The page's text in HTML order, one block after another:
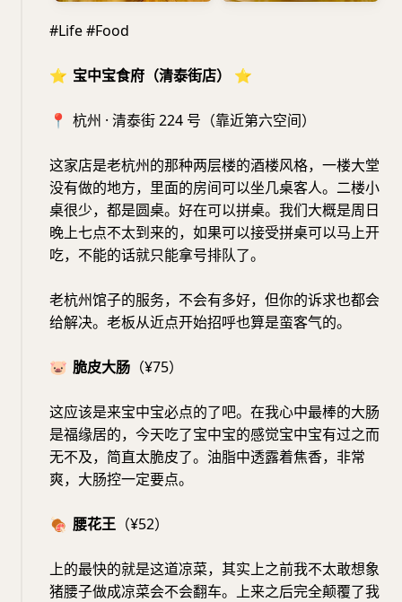
#Life #Food
⭐️ 宝中宝食府（清泰街店） ⭐️
📍 杭州 · 清泰街 224 号（靠近第六空间）
这家店是老杭州的那种两层楼的酒楼风格，一楼大堂
没有做的地方，里面的房间可以坐几桌客人。二楼小
桌很少，都是圆桌。好在可以拼桌。我们大概是周日
晚上七点不太到来的，如果可以接受拼桌可以马上开
吃，不能的话就只能拿号排队了。
老杭州馆子的服务，不会有多好，但你的诉求也都会
给解决。老板从近点开始招呼也算是蛮客气的。
🐷 脆皮大肠 （¥75）
这应该是来宝中宝必点的了吧。在我心中最棒的大肠
是福缘居的，今天吃了宝中宝的感觉宝中宝有过之而
无不及，简直太脆皮了。油脂中透露着焦香，非常
爽，大肠控一定要点。
🍖 腰花王 （¥52）
上的最快的就是这道凉菜，其实上之前我不太敢想象
猪腰子做成凉菜会不会翻车。上来之后完全颠覆了我